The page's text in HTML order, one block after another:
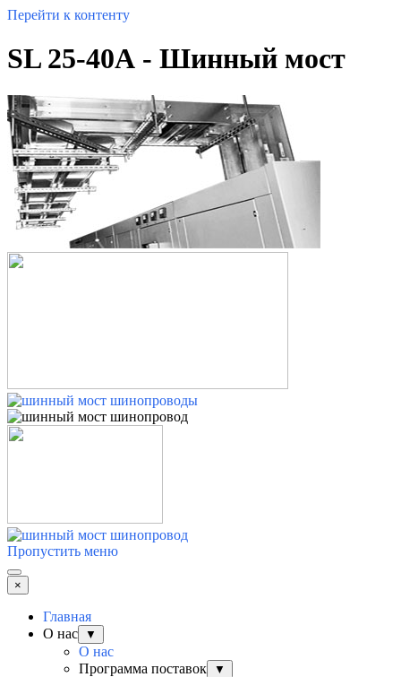
Перейти к контенту
SL 25-40А - Шинный мост
Пропустить меню
×
Главная
О нас
▼
О нас
Программа поставок
▼